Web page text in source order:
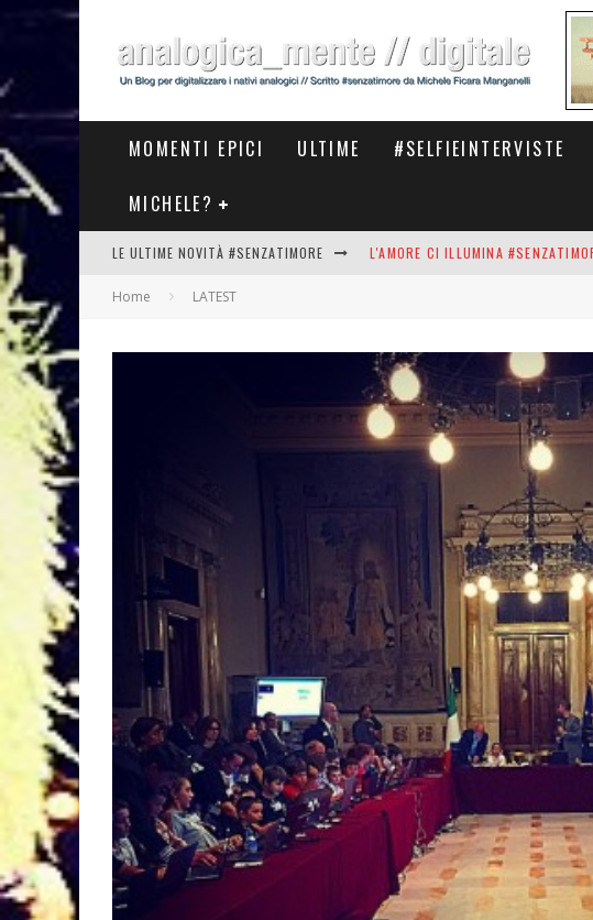
MOMENTI EPICI ULTIME #SELFIEINTERVISTE
MICHELE?
LE ULTIME NOVITÀ #SENZATIMORE L'AMORE CI ILLUMINA
#COSEDILAVORO LA PORTA
Home LATEST